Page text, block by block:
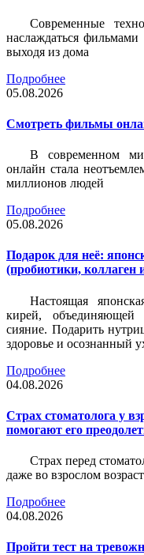
Современные
наслаждаться
выходя из дома
Подробнее
05.08.2026
Смотреть фильмы
В современном
онлайн стала
миллионов людей
Подробнее
05.08.2026
Подарок для неё:
(пробиотики, коллаген
Настоящая
кирей,
сияние. Подарить
здоровье и осознанный
Подробнее
04.08.2026
Страх стоматолога у
помогают его
Страх перед
даже во взрослом
Подробнее
04.08.2026
Пройти тест на